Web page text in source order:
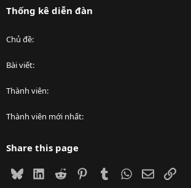
Thống kê diễn đàn
Chủ đề
Bài viết
Thành viên
Thành viên mới nhất
Share this page
BlueskyLinkedIn
Reddit PinterestTumblrWhatsApp
EmailLink